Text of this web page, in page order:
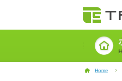
Home